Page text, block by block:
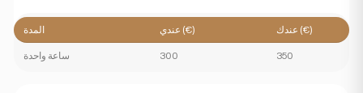
المدة عندي (€) عندك (€)
ساعة واحدة 300 350